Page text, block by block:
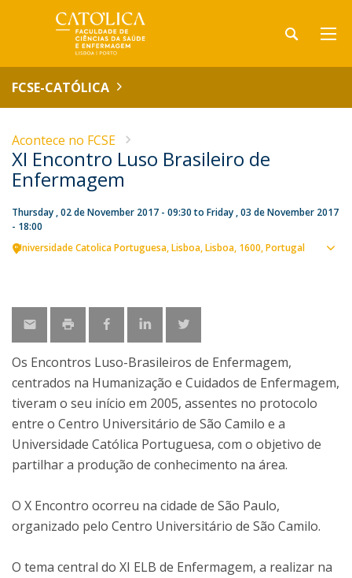
FCSE-CATÓLICA
Acontece no FCSE
XI Encontro Luso Brasileiro de
Enfermagem
Thursday , 02 de November 2017 - 09:30to Friday , 03 de November 2017
- 18:00
Universidade Catolica Portuguesa Lisboa Lisboa 1600 Portugal
Os Encontros Luso-Brasileiros de Enfermagem,
centrados na Humanização e Cuidados de Enfermagem,
tiveram o seu início em 2005, assentes no protocolo
entre o Centro Universitário de São Camilo e a
Universidade Católica Portuguesa, com o objetivo de
partilhar a produção de conhecimento na área.
O X Encontro ocorreu na cidade de São Paulo,
organizado pelo Centro Universitário de São Camilo.
O tema central do XI ELB de Enfermagem, a realizar na